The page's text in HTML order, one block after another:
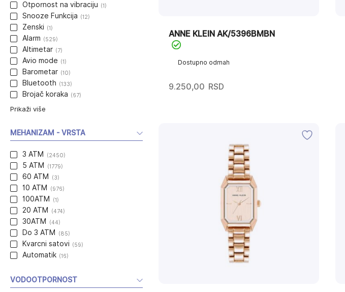
Dostupno odmah
ANNE KLEIN AK/5396BMBN
9.250,00 RSD
Otpornost na vibraciju (1)
Snooze Funkcija (12)
Zenski (1)
Alarm (529)
Altimetar (7)
Avio mode (1)
Barometar (10)
Bluetooth (133)
Brojač koraka (67)
Prikaži više
MEHANIZAM - VRSTA
3 ATM (2450)
5 ATM (1779)
60 ATM (3)
10 ATM (976)
100ATM (1)
20 ATM (474)
30ATM (44)
Do 3 ATM (85)
Kvarcni satovi (59)
Automatik (16)
VODOOTPORNOST